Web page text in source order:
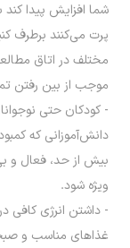
شما افزایش پیدا
پرت می‌کنند برطرف
مختلف در اتاق
موجب از بین رفتن
دانش‌‌آموزانی که
بیش از حد، فعال و
ویژه شود.
- داشتن انرژی کافی
غذاهای مناسب و